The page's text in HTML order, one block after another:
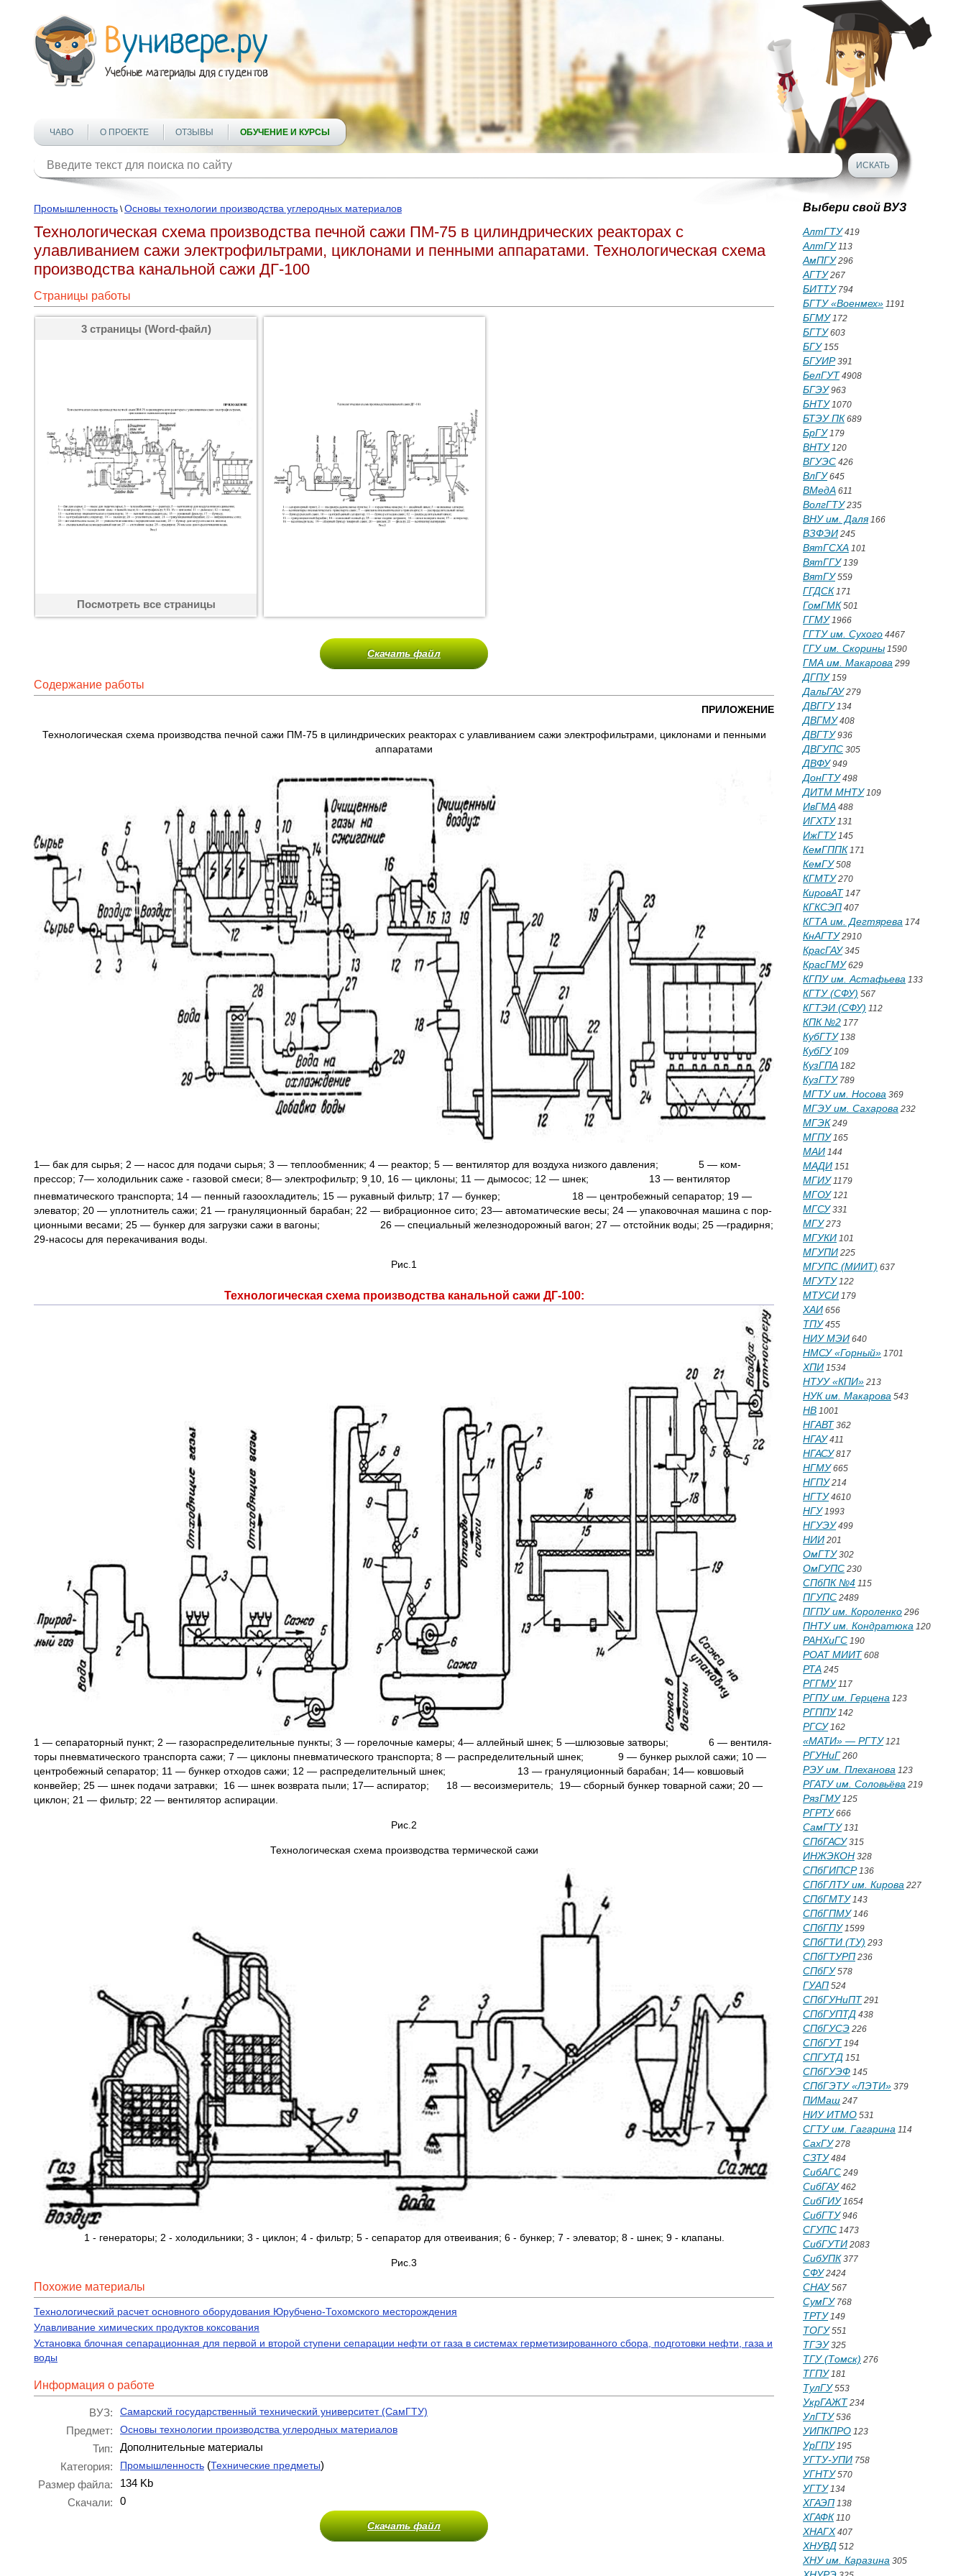
ЧАВО О ПРОЕКТЕ ОТЗЫВЫ ОБУЧЕНИЕ И КУРСЫ
Промышленность \Основы технологии производства углеродных материалов
Технологическая схема производства печной сажи ПМ-75 в цилиндрических реакторах с
улавливанием сажи электрофильтрами, циклонами и пенными аппаратами. Технологическая схема
производства канальной сажи ДГ-100
Страницы работы
3 страницы (Word-файл)
Посмотреть все страницы
Скачать файл
Содержание работы
ПРИЛОЖЕНИЕ
Технологическая схема производства печной сажи ПМ-75 в цилиндрических реакторах с улавливанием сажи электрофильтрами, циклонами и пенными
аппаратами
1— бак для сырья; 2 — насос для подачи сырья; 3 — теплообменник; 4 — реактор; 5 — вентилятор для воздуха низкого давления; 5 — ком­
прессор; 7— холодильник саже - газовой смеси; 8— электрофильтр; 9 10, 16 — циклоны; 11 — дымосос; 12 — шнек; 13 — вентилятор
пневмати­ческого транспорта; 14 — пенный газоохладитель; 15 — рукавный фильтр; 17 — бункер; 18 — центробежный сепаратор; 19 —
элеватор; 20 — уплотнитель сажи; 21 — грануляционный барабан; 22 — вибрационное сито; 23— автоматические весы; 24 — упаковочная машина с пор­
ционными весами; 25 — бункер для загрузки сажи в вагоны; 26 — специальный железнодорожный вагон; 27 — отстойник воды; 25 —гра­дирня;
29-насосы для перекачивания воды.
Рис.1
Технологическая схема производства канальной сажи ДГ-100:
1 — сепараторный пункт; 2 — газораспределительные пункты; 3 — горелочные камеры; 4— аллейный шнек; 5 —шлюзовые затворы; 6 — вентиля­
торы пневматического транспорта сажи; 7 — циклоны пневматического транспорта; 8 — распределительный шнек; 9 — бункер рыхлой сажи; 10 —
центробежный сепаратор; 11 — бункер отходов сажи; 12 — распределительный шнек; 13 — грануляционный барабан; 14— ковшовый
конвейер; 25 — шнек подачи затравки; 16 — шнек возврата пыли; 17— аспиратор; 18 — весоизмеритель; 19— сборный бункер товарной сажи; 20 —
циклон; 21 — фильтр; 22 — вентилятор аспирации.
Рис.2
Технологическая схема производства термической сажи
1 - генераторы; 2 - холодильники; 3 - циклон; 4 - фильтр; 5 - сепаратор для отвеивания; 6 - бункер; 7 - элеватор; 8 - шнек; 9 - клапаны.
Рис.3
Похожие материалы
Технологический расчет основного оборудования Юрубчено-Тохомского месторождения
Улавливание химических продуктов коксования
Установка блочная сепарационная для первой и второй ступени сепарации нефти от газа в системах герметизированного сбора, подготовки нефти, газа и
воды
Информация о работе
ВУЗ: Самарский государственный технический университет (СамГТУ)
Предмет: Основы технологии производства углеродных материалов
Тип:
Дополнительные материалы
Категория:
Промышленность (Технические предметы)
Размер файла:
134 Kb
Скачали:
0
Скачать файл
Выбери свой ВУЗ
АлтГТУ419
АлтГУ113
АмПГУ296
АГТУ267
БИТТУ794
БГТУ «Военмех» 1191
БГМУ172
БГТУ603
БГУ155
БГУИР391
БелГУТ 4908
БГЭУ963
БНТУ1070
БТЭУ ПК 689
БрГУ179
ВНТУ120
ВГУЭС 426
ВлГУ645
ВМедА 611
ВолгГТУ235
ВНУ им. Даля166
ВЗФЭИ 245
ВятГСХА 101
ВятГГУ139
ВятГУ559
ГГДСК 171
ГомГМК 501
ГГМУ1966
ГГТУ им. Сухого 4467
ГГУ им. Скорины 1590
ГМА им. Макарова 299
ДГПУ159
ДальГАУ279
ДВГГУ134
ДВГМУ408
ДВГТУ936
ДВГУПС 305
ДВФУ949
ДонГТУ498
ДИТМ МНТУ109
ИвГМА 488
ИГХТУ131
ИжГТУ145
КемГППК 171
КемГУ508
КГМТУ270
КировАТ 147
КГКСЭП 407
КГТА им. Дегтярева 174
КнАГТУ2910
КрасГАУ345
КрасГМУ629
КГПУ им. Астафьева 133
КГТУ (СФУ) 567
КГТЭИ (СФУ) 112
КПК №2 177
КубГТУ138
КубГУ109
КузГПА 182
КузГТУ789
МГТУ им. Носова 369
МГЭУ им. Сахарова 232
МГЭК 249
МГПУ165
МАИ 144
МАДИ 151
МГИУ1179
МГОУ121
МГСУ331
МГУ273
МГУКИ 101
МГУПИ 225
МГУПС (МИИТ) 637
МГУТУ122
МТУСИ 179
ХАИ 656
ТПУ455
НИУ МЭИ 640
НМСУ «Горный» 1701
ХПИ 1534
НТУУ «КПИ» 213
НУК им. Макарова 543
НВ 1001
НГАВТ 362
НГАУ411
НГАСУ817
НГМУ665
НГПУ214
НГТУ4610
НГУ1993
НГУЭУ499
НИИ 201
ОмГТУ302
ОмГУПС 230
СПбПК №4 115
ПГУПС 2489
ПГПУ им. Короленко 296
ПНТУ им. Кондратюка 120
РАНХиГС 190
РОАТ МИИТ 608
РТА 245
РГГМУ117
РГПУ им. Герцена 123
РГППУ142
РГСУ162
«МАТИ» — РГТУ121
РГУНиГ 260
РЭУ им. Плеханова 123
РГАТУ им. Соловьёва 219
РязГМУ125
РГРТУ666
СамГТУ131
СПбГАСУ315
ИНЖЭКОН 328
СПбГИПСР136
СПбГЛТУ им. Кирова 227
СПбГМТУ143
СПбГПМУ146
СПбГПУ1599
СПбГТИ (ТУ) 293
СПбГТУРП 236
СПбГУ578
ГУАП 524
СПбГУНиПТ 291
СПбГУПТД 438
СПбГУСЭ 226
СПбГУТ 194
СПГУТД 151
СПбГУЭФ 145
СПбГЭТУ «ЛЭТИ» 379
ПИМаш 247
НИУ ИТМО 531
СГТУ им. Гагарина 114
СахГУ278
СЗТУ484
СибАГС 249
СибГАУ462
СибГИУ1654
СибГТУ946
СГУПС 1473
СибГУТИ 2083
СибУПК 377
СФУ2424
СНАУ567
СумГУ768
ТРТУ149
ТОГУ551
ТГЭУ325
ТГУ (Томск) 276
ТГПУ181
ТулГУ553
УкрГАЖТ 234
УлГТУ536
УИПКПРО 123
УрГПУ195
УГТУ-УПИ 758
УГНТУ570
УГТУ134
ХГАЭП 138
ХГАФК 110
ХНАГХ 407
ХНУВД 512
ХНУ им. Каразина 305